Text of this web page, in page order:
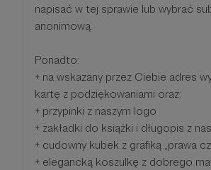
napisać w tej sprawie lub wybrać
anonimową.
Ponadto:
+ na wskazany przez Ciebie adres
kartę z podziękowaniami oraz:
+ przypinki z naszym logo
+ zakładki do książki i długopis z
+ cudowny kubek z grafiką „prawa
+ elegancką koszulkę z dobrego